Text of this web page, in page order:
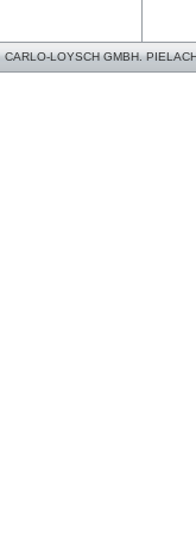
CARLO-LOYSCH GMBH.